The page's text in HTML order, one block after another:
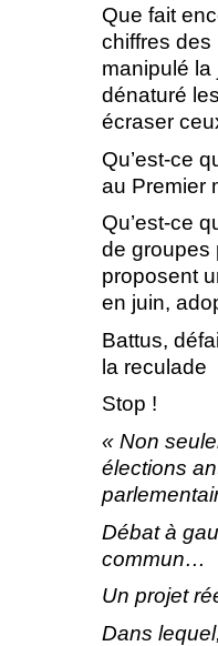
Que fait
chiffres des
manipulé
dénaturé
écraser
Qu’est-ce
au Premier
Qu’est-ce
de groupes
proposent
en juin,
Battus,
la reculade
Stop !
« Non
élections
Débat à
commun…
Un projet
Dans